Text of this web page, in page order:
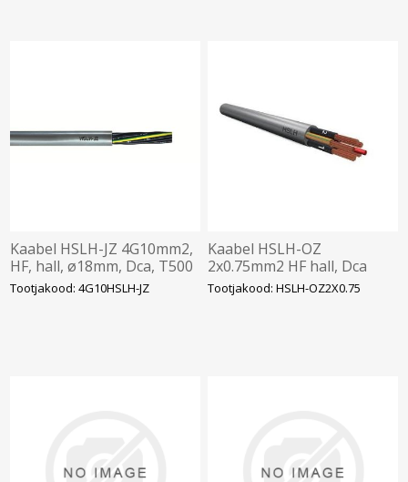
Kaabel HSLH-JZ 4G10mm2,
HF, hall, ø18mm, Dca, T500
Tootjakood: 4G10HSLH-JZ
Kaabel HSLH-OZ
2x0.75mm2 HF hall, Dca
Tootjakood: HSLH-OZ2X0.75